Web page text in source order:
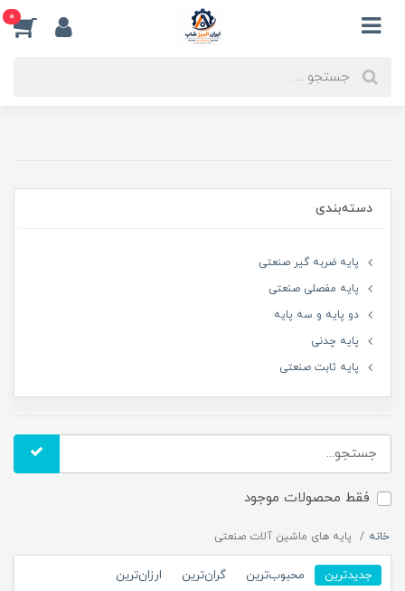
0
دسته‌بندی
پایه ضربه گیر صنعتی
پایه مفصلی صنعتی
دو پایه و سه پایه
پایه چدنی
پایه ثابت صنعتی
فقط محصولات موجود
خانه پایه های ماشین آلات صنعتی
جدیدترین محبوب‌ترین گران‌ترین ارزان‌ترین